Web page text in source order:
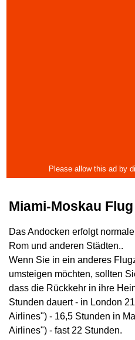
Miami-Moskau
Das Andocken erfolgt
Rom und anderen Städten..
Wenn Sie in ein anderes
umsteigen möchten, sollten
dass die Rückkehr in ihre
Stunden dauert - in London
Airlines") - 16,5 Stunden in
Airlines") - fast 22 Stunden.